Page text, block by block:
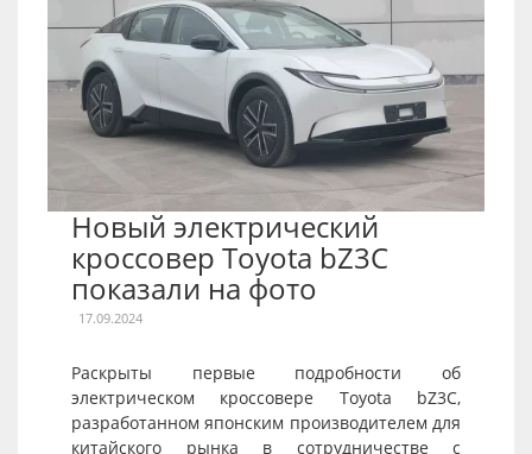
Новый электрический
кроссовер Toyota bZ3C
показали на фото
17.09.2024
Раскрыты первые подробности об
электрическом кроссовере Toyota bZ3C,
разработанном японским производителем для
китайского рынка в сотрудничестве с